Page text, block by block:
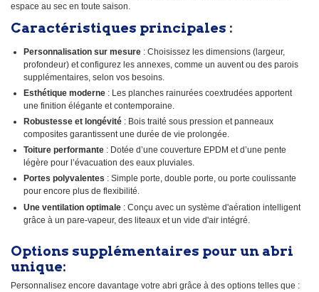
espace au sec en toute saison.
Caractéristiques principales :
Personnalisation sur mesure : Choisissez les dimensions (largeur,
profondeur) et configurez les annexes, comme un auvent ou des parois
supplémentaires, selon vos besoins.
Esthétique moderne : Les planches rainurées coextrudées apportent
une finition élégante et contemporaine.
Robustesse et longévité : Bois traité sous pression et panneaux
composites garantissent une durée de vie prolongée.
Toiture performante : Dotée d’une couverture EPDM et d’une pente
légère pour l’évacuation des eaux pluviales.
Portes polyvalentes : Simple porte, double porte, ou porte coulissante
pour encore plus de flexibilité.
Une ventilation optimale : Conçu avec un système d'aération intelligent
grâce à un pare-vapeur, des liteaux et un vide d'air intégré.
Options supplémentaires pour un abri
unique:
Personnalisez encore davantage votre abri grâce à des options telles que :